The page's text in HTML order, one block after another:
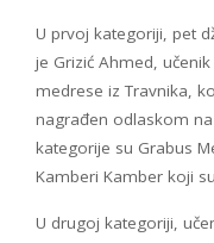
U prvoj kategoriji, pet
je Grizić Ahmed,
medrese iz Travnika,
nagrađen odlaskom
kategorije su Grabus
Kamberi Kamber koji
U drugoj kategoriji,